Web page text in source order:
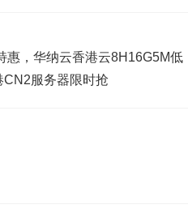
惠，华纳云香港云8H16G5M低
服务器限时抢